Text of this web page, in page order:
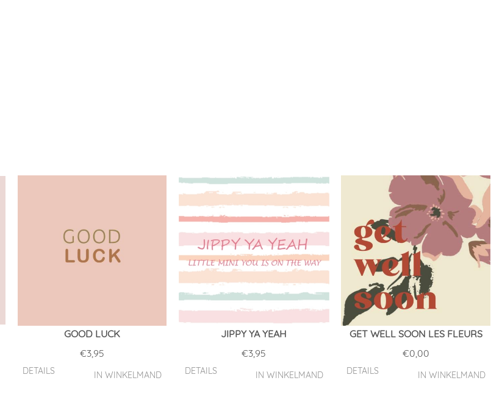
GOOD LUCK
€3,95
DETAILS IN WINKELMAND
JIPPY YA YEAH
€3,95
DETAILS IN WINKELMAND
GET WELL SOON LES FLEURS
€0,00
DETAILS IN WINKELMAND